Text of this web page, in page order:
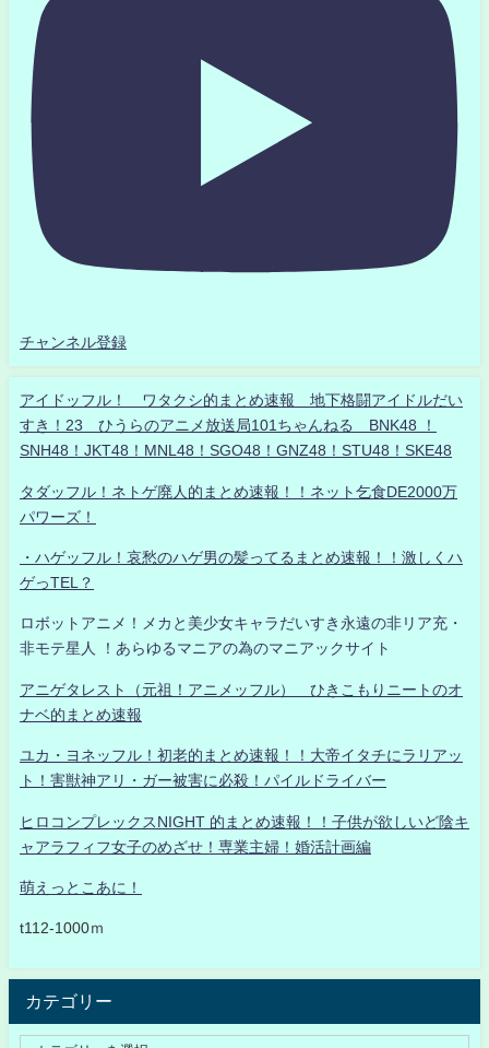
チャンネル登録
アイドッフル！ ワタクシ的まとめ速報 地下格闘アイドルだい
すき！23 ひうらのアニメ放送局101ちゃんねる BNK48 ！
SNH48！JKT48！MNL48！SGO48！GNZ48！STU48！SKE48
タダッフル！ネトゲ廃人的まとめ速報！！ネット乞食DE2000万
パワーズ！
・ハゲッフル！哀愁のハゲ男の髪ってるまとめ速報！！激しくハ
ゲっTEL？
ロボットアニメ！メカと美少女キャラだいすき永遠の非リア充・
非モテ星人 ！あらゆるマニアの為のマニアックサイト
アニゲタレスト（元祖！アニメッフル） ひきこもりニートのオ
ナベ的まとめ速報
ユカ・ヨネッフル！初老的まとめ速報！！大帝イタチにラリアッ
ト！害獣神アリ・ガー被害に必殺！パイルドライバー
ヒロコンプレックスNIGHT 的まとめ速報！！子供が欲しいど陰キ
ャアラフィフ女子のめざせ！専業主婦！婚活計画編
萌えっとこあに！
t112-1000ｍ
カテゴリー